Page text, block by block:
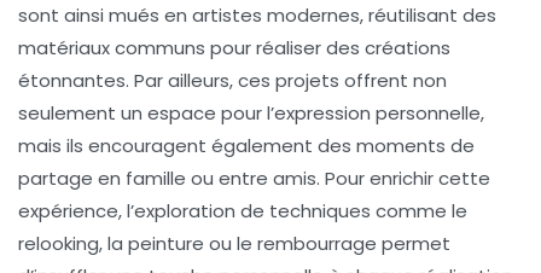
sont ainsi mués en artistes modernes, réutilisant des
matériaux communs pour réaliser des créations
étonnantes. Par ailleurs, ces projets offrent non
seulement un espace pour l’expression personnelle,
mais ils encouragent également des moments de
partage en famille ou entre amis. Pour enrichir cette
expérience, l’exploration de techniques comme le
relooking, la peinture ou le rembourrage permet